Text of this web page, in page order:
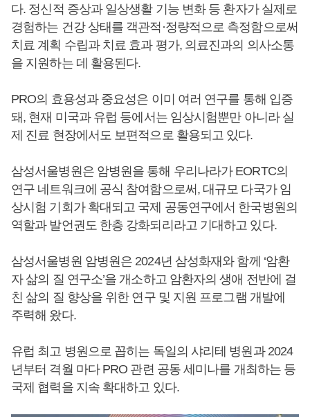
다. 정신적 증상과 일상생활 기능 변화 등 환자가 실제로
경험하는 건강 상태를 객관적·정량적으로 측정함으로써
치료 계획 수립과 치료 효과 평가, 의료진과의 의사소통
을 지원하는 데 활용된다.
PRO의 효용성과 중요성은 이미 여러 연구를 통해 입증
돼, 현재 미국과 유럽 등에서는 임상시험뿐만 아니라 실
제 진료 현장에서도 보편적으로 활용되고 있다.
삼성서울병원은 암병원을 통해 우리나라가 EORTC의
연구 네트워크에 공식 참여함으로써, 대규모 다국가 임
상시험 기회가 확대되고 국제 공동연구에서 한국병원의
역할과 발언권도 한층 강화되리라고 기대하고 있다.
삼성서울병원 암병원은 2024년 삼성화재와 함께 ‘암환
자 삶의 질 연구소’을 개소하고 암환자의 생애 전반에 걸
친 삶의 질 향상을 위한 연구 및 지원 프로그램 개발에
주력해 왔다.
유럽 최고 병원으로 꼽히는 독일의 샤리테 병원과 2024
년부터 격월 마다 PRO 관련 공동 세미나를 개최하는 등
국제 협력을 지속 확대하고 있다.